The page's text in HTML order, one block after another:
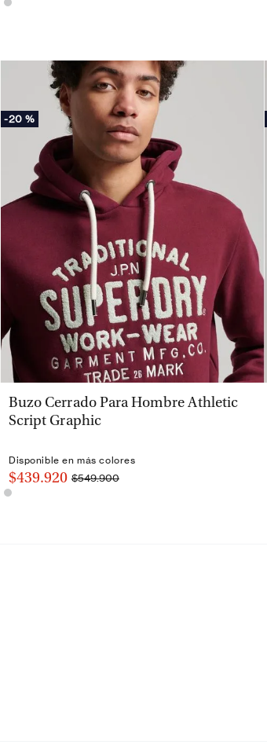
-20 %
VISTA RÁPIDA
Buzo Cerrado Para Hombre Athletic
Script Graphic
Disponible en más colores
$439.920 $549.900